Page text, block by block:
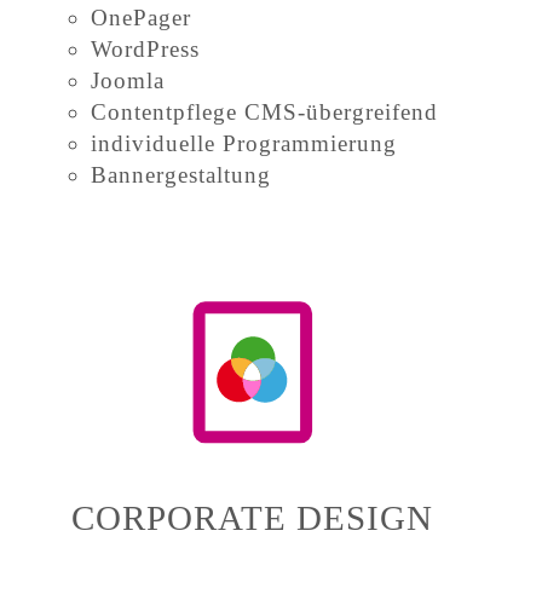
OnePager
WordPress
Joomla
Contentpflege CMS-übergreifend
individuelle Programmierung
Bannergestaltung
CORPORATE DESIGN